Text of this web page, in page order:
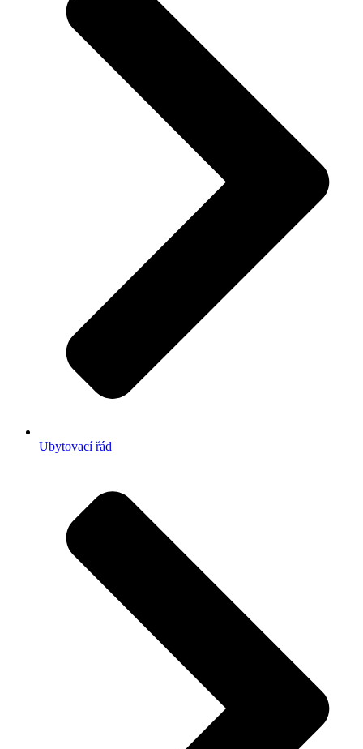
Ubytovací řád